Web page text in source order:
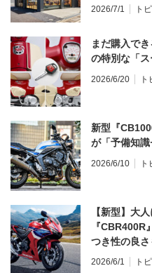
2026/7/1 ト
まだ購入で
の特別な「ス
2026/6/20 ト
新型『
が「予備知
2026/6/10 ト
【新型】大
『
つき性の良さ
2026/6/1 ト